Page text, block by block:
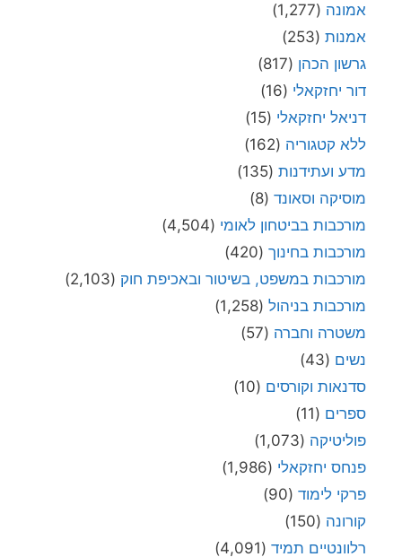
אמונה (1,277)
אמנות (253)
גרשון הכהן (817)
דור יחזקאלי (16)
דניאל יחזקאלי (15)
ללא קטגוריה (162)
מדע ועתידנות (135)
מוסיקה וסאונד (8)
מורכבות בביטחון לאומי (4,504)
מורכבות בחינוך (420)
מורכבות במשפט, בשיטור ובאכיפת חוק (2,103)
מורכבות בניהול (1,258)
משטרה וחברה (57)
נשים (43)
סדנאות וקורסים (10)
ספרים (11)
פוליטיקה (1,073)
פנחס יחזקאלי (1,986)
פרקי לימוד (90)
קורונה (150)
רלוונטיים תמיד (4,091)